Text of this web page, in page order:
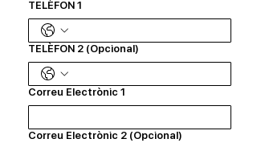
TELÈFON 1
TELÈFON 2 (Opcional)
Correu Electrònic 1
Correu Electrònic 2 (Opcional)